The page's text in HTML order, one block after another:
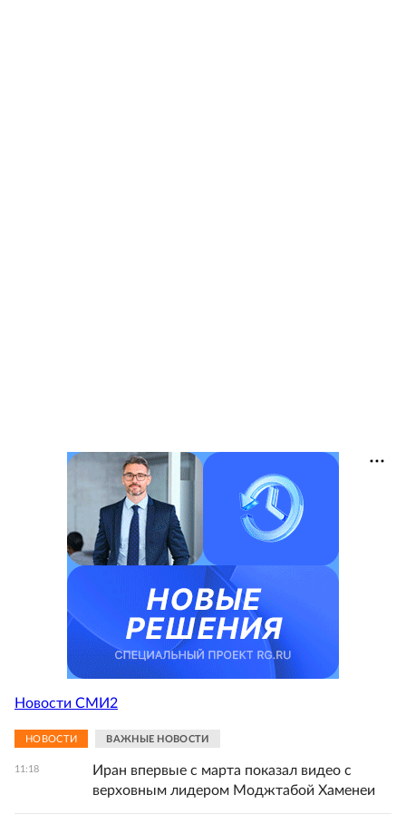
Новости СМИ2
НОВОСТИ ВАЖНЫЕ НОВОСТИ
11:18
Иран впервые с марта показал видео с
верховным лидером Моджтабой Хаменеи